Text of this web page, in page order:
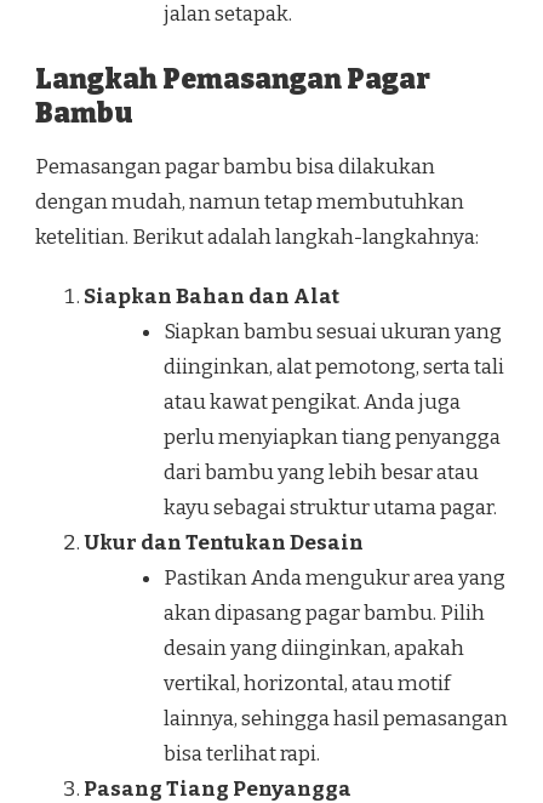
jalan setapak.
Langkah Pemasangan Pagar
Bambu
Pemasangan pagar bambu bisa dilakukan
dengan mudah, namun tetap membutuhkan
ketelitian. Berikut adalah langkah-langkahnya:
Siapkan Bahan dan Alat
Siapkan bambu sesuai ukuran yang
diinginkan, alat pemotong, serta tali
atau kawat pengikat. Anda juga
perlu menyiapkan tiang penyangga
dari bambu yang lebih besar atau
kayu sebagai struktur utama pagar.
Ukur dan Tentukan Desain
Pastikan Anda mengukur area yang
akan dipasang pagar bambu. Pilih
desain yang diinginkan, apakah
vertikal, horizontal, atau motif
lainnya, sehingga hasil pemasangan
bisa terlihat rapi.
Pasang Tiang Penyangga